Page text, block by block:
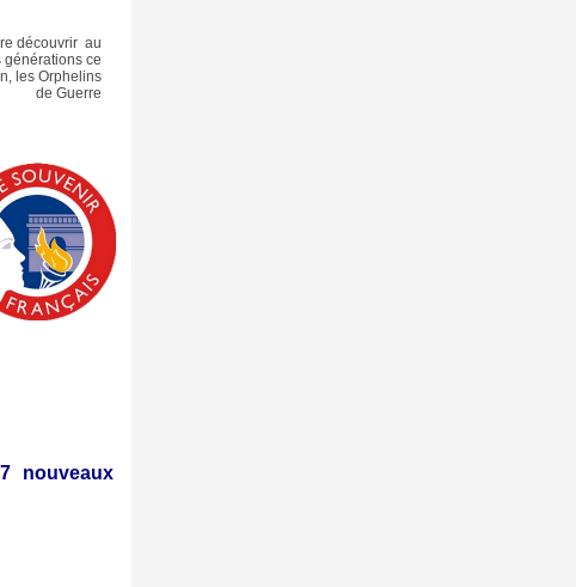
découvrir au
ce
les Orphelins
de Guerre
7 nouveaux